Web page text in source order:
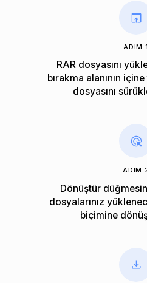
ADIM 1
RAR dosyasını
bırakma alanının
dosyasını
ADIM
Dönüştür
dosyalarınız
biçimine